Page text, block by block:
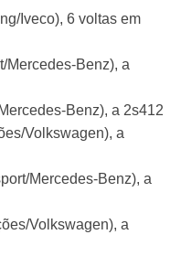
Iveco), 6 voltas em
Mercedes-Benz), a
Benz), a 2s412
Volkswagen), a
Mercedes-Benz), a
Volkswagen), a